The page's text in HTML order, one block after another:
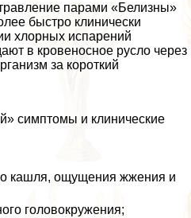
парами «Белизны»
быстро клинически
хлорных испарений
в кровеносное русло через
за короткий
симптомы и клинические
кашля, ощущения жжения и
головокружения;